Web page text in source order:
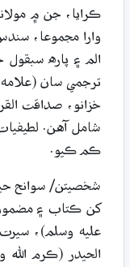
ڪرايا، جن ۾
وارا مجموعا،
الم ۽ پاره
ترجمي سان (علامه
خزانو، صداقت
شامل آهن.
ڪم ڪيو.
شخصيتن/ سوانح
کن ڪتاب ۽
عليه وسلم)،
الحيدر (ڪرم